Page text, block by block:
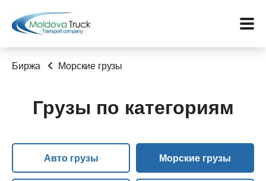
Меню
Услуги
Биржа Морские грузы
Грузы по категориям
Авто грузы Морские грузы